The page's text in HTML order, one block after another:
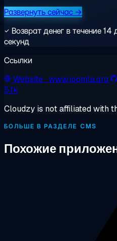
Развернуть сейчас →
Возврат денег в течение 14
секунд
Ссылки
Website· www.joomla.org
5.1k
Cloudzy is not affiliated with
БОЛЬШЕ В РАЗДЕЛЕ CMS
Похожие